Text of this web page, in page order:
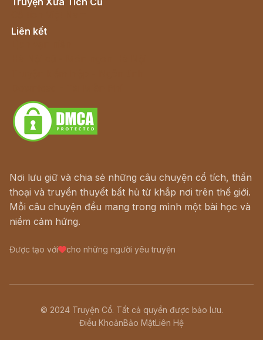
Liên kết
Nơi lưu giữ và chia sẻ những câu chuyện cổ tích, thần
thoại và truyền thuyết bất hủ từ khắp nơi trên thế giới.
Mỗi câu chuyện đều mang trong mình một bài học và
niềm cảm hứng.
Được tạo với cho những người yêu truyện
© 2024 Truyện Cổ. Tất cả quyền được bảo lưu.
Điều KhoảnBảo MậtLiên Hệ